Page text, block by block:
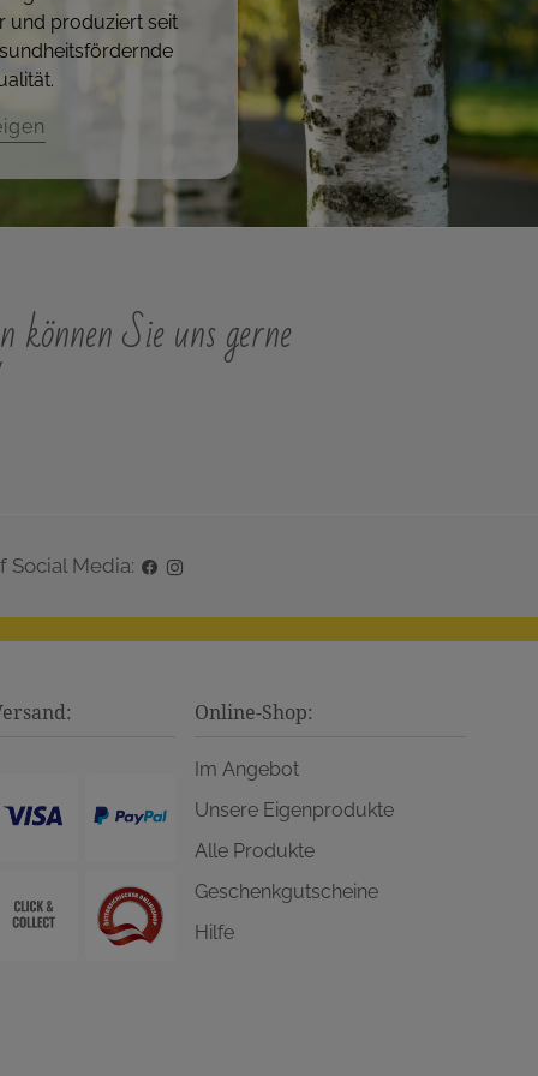
und produziert seit
Sie uns gerne
Social Media:
Online-Shop:
Im Angebot
Unsere Eigenprodukte
Alle Produkte
Geschenkgutscheine
Hilfe